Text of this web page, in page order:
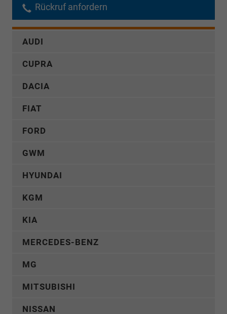
Rückruf anfordern
AUDI
CUPRA
DACIA
FIAT
FORD
GWM
HYUNDAI
KGM
KIA
MERCEDES-BENZ
MG
MITSUBISHI
NISSAN